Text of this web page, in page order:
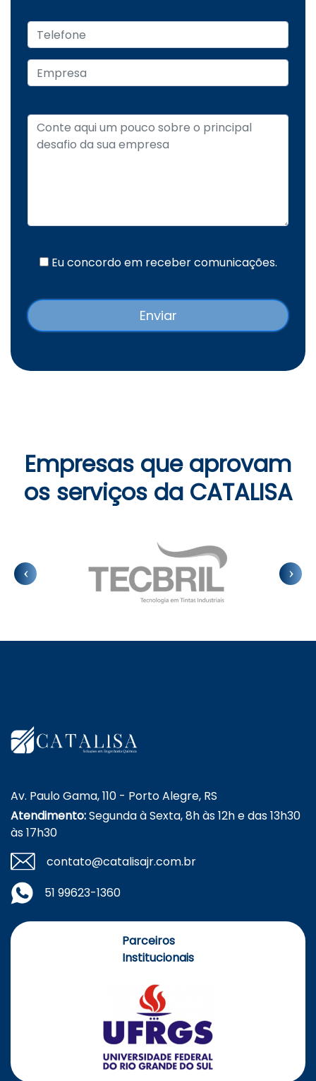
Eu concordo em receber comunicações.
Empresas que aprovam
os serviços da CATALISA
Av. Paulo Gama, 110 - Porto Alegre, RS
Atendimento:Segunda à Sexta, 8h às 12h e das 13h30
às 17h30
contato@catalisajr.com.br
51 99623-1360
Parceiros
Institucionais